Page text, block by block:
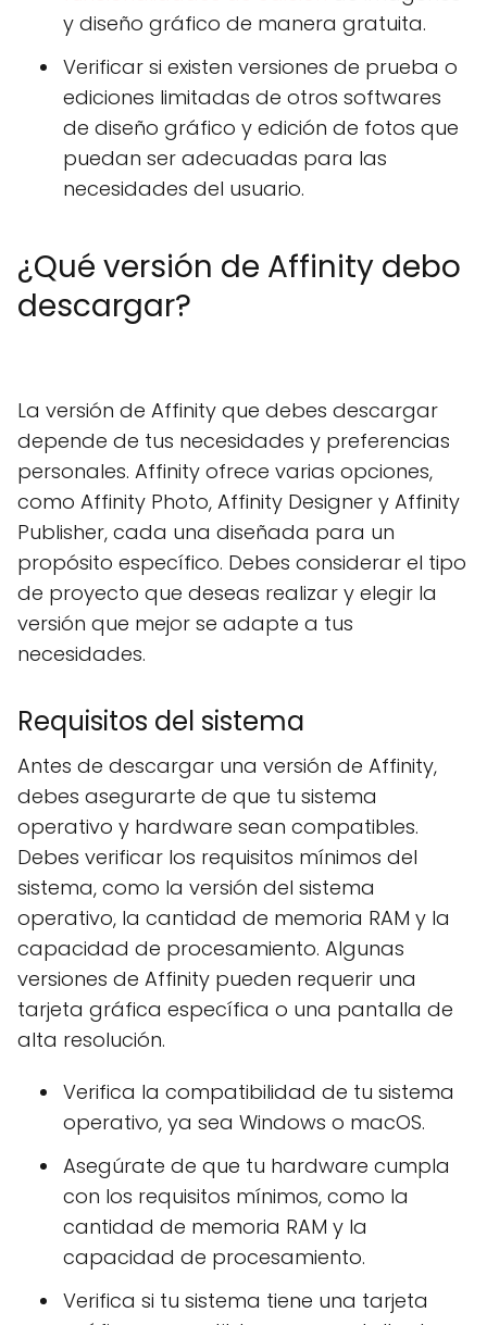
y diseño gráfico de manera gratuita.
Verificar si existen versiones de prueba o
ediciones limitadas de otros softwares
de diseño gráfico y edición de fotos que
puedan ser adecuadas para las
necesidades del usuario.
¿Qué versión de Affinity debo
descargar?
La versión de Affinity que debes descargar
depende de tus necesidades y preferencias
personales. Affinity ofrece varias opciones,
como Affinity Photo, Affinity Designer y Affinity
Publisher, cada una diseñada para un
propósito específico. Debes considerar el tipo
de proyecto que deseas realizar y elegir la
versión que mejor se adapte a tus
necesidades.
Requisitos del sistema
Antes de descargar una versión de Affinity,
debes asegurarte de que tu sistema
operativo y hardware sean compatibles.
Debes verificar los requisitos mínimos del
sistema, como la versión del sistema
operativo, la cantidad de memoria RAM y la
capacidad de procesamiento. Algunas
versiones de Affinity pueden requerir una
tarjeta gráfica específica o una pantalla de
alta resolución.
Verifica la compatibilidad de tu sistema
operativo, ya sea Windows o macOS.
Asegúrate de que tu hardware cumpla
con los requisitos mínimos, como la
cantidad de memoria RAM y la
capacidad de procesamiento.
Verifica si tu sistema tiene una tarjeta